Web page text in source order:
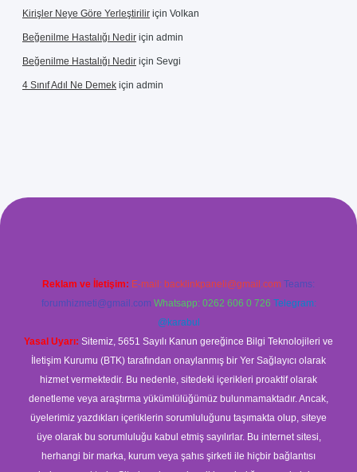
Kirişler Neye Göre Yerleştirilir için Volkan
Beğenilme Hastalığı Nedir için admin
Beğenilme Hastalığı Nedir için Sevgi
4 Sınıf Adıl Ne Demek için admin
ilbet giriş
Reklam ve İletişim: E-mail: backlinkpaneli@gmail.com Teams:
forumhizmeti@gmail.com Whatsapp: 0262 606 0 726 Telegram:
@karabul
Yasal Uyarı: Sitemiz, 5651 Sayılı Kanun gereğince Bilgi Teknolojileri ve
İletişim Kurumu (BTK) tarafından onaylanmış bir Yer Sağlayıcı olarak
hizmet vermektedir. Bu nedenle, sitedeki içerikleri proaktif olarak
denetleme veya araştırma yükümlülüğümüz bulunmamaktadır. Ancak,
üyelerimiz yazdıkları içeriklerin sorumluluğunu taşımakta olup, siteye
üye olarak bu sorumluluğu kabul etmiş sayılırlar. Bu internet sitesi,
herhangi bir marka, kurum veya şahıs şirketi ile hiçbir bağlantısı